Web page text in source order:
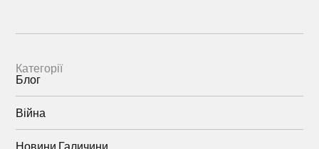
Категорії
Блог
Війна
Новини Галичини